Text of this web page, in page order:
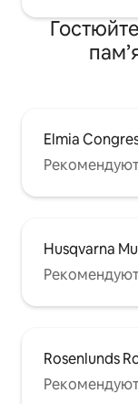
Elmia
Husqvarna
Rosenlunds